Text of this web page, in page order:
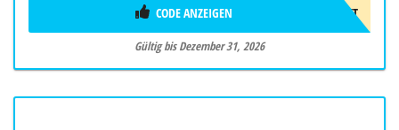
10%GESCHENKT
CODE ANZEIGEN
Gültig bis Dezember 31, 2026